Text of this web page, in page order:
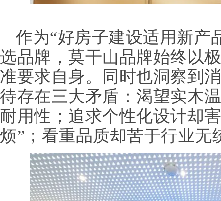
作为“好房子建设适用新产
选品牌，莫干山品牌始终以
准要求自身。同时也洞察到
待存在三大矛盾：渴望实木
耐用性；追求个性化设计却
烦”；看重品质却苦于行业无